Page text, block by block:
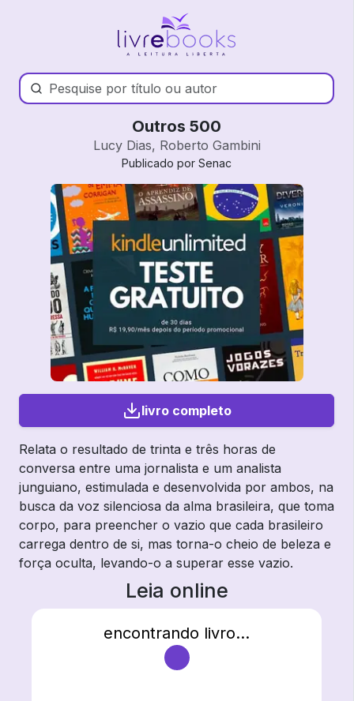
Outros 500
Lucy Dias, Roberto Gambini
Publicado por Senac
livro completo
Relata o resultado de trinta e três horas de
conversa entre uma jornalista e um analista
junguiano, estimulada e desenvolvida por ambos, na
busca da voz silenciosa da alma brasileira, que toma
corpo, para preencher o vazio que cada brasileiro
carrega dentro de si, mas torna-o cheio de beleza e
força oculta, levando-o a superar esse vazio.
Leia online
encontrando livro...